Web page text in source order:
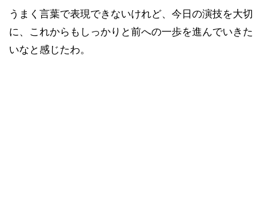
うまく言葉で表現できないけれど、今日の演技を大切
に、これからもしっかりと前への一歩を進んでいきた
いなと感じたわ。